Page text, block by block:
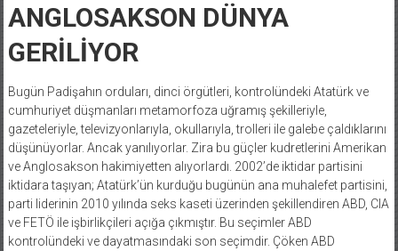
ANGLOSAKSON DÜNYA
GERİLİYOR
Bugün Padişahın orduları, dinci örgütleri, kontrolündeki Atatürk ve
cumhuriyet düşmanları metamorfoza uğramış şekilleriyle,
gazeteleriyle, televizyonlarıyla, okullarıyla, trolleri ile galebe çaldıklarını
düşünüyorlar. Ancak yanılıyorlar. Zira bu güçler kudretlerini Amerikan
ve Anglosakson hakimiyetten alıyorlardı. 2002’de iktidar partisini
iktidara taşıyan; Atatürk’ün kurduğu bugünün ana muhalefet partisini,
parti liderinin 2010 yılında seks kaseti üzerinden şekillendiren ABD, CIA
ve FETÖ ile işbirlikçileri açığa çıkmıştır. Bu seçimler ABD
kontrolündeki ve dayatmasındaki son seçimdir. Çöken ABD